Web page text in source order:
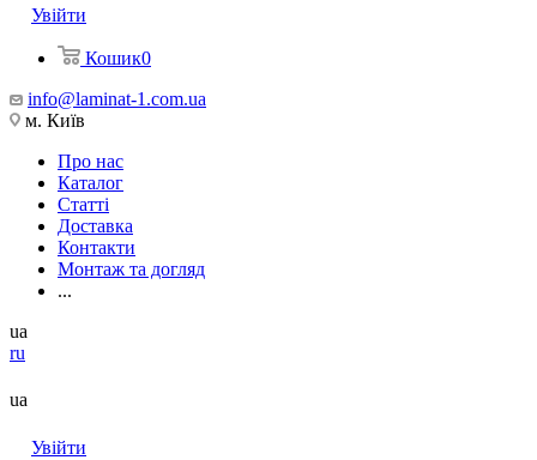
Увійти
Кошик0
info@laminat-1.com.ua
м. Київ
Про нас
Каталог
Статті
Доставка
Контакти
Монтаж та догляд
...
ua
ru
ua
Увійти